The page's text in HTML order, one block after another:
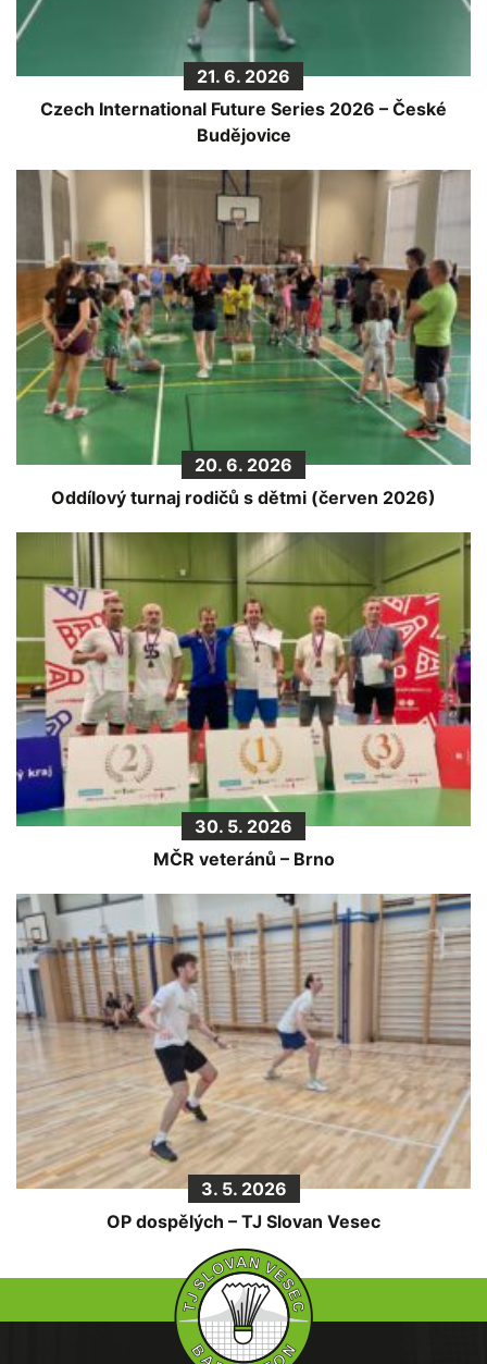
21. 6. 2026
Czech International Future Series 2026 – České
Budějovice
20. 6. 2026
Oddílový turnaj rodičů s dětmi (červen 2026)
30. 5. 2026
MČR veteránů – Brno
3. 5. 2026
OP dospělých – TJ Slovan Vesec